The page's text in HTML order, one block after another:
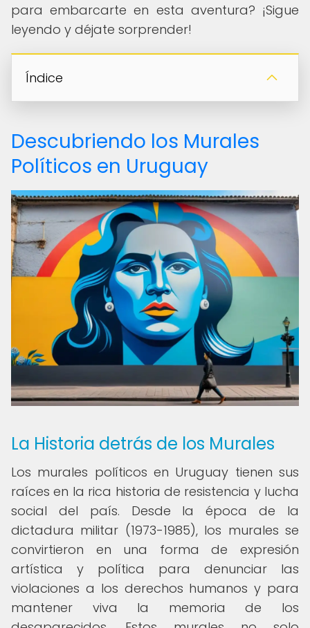
para embarcarte en esta aventura? ¡Sigue
leyendo y déjate sorprender!
Índice
Descubriendo los Murales
Políticos en Uruguay
La Historia detrás de los Murales
Los murales políticos en Uruguay tienen sus
raíces en la rica historia de resistencia y lucha
social del país. Desde la época de la
dictadura militar (1973-1985), los murales se
convirtieron en una forma de expresión
artística y política para denunciar las
violaciones a los derechos humanos y para
mantener viva la memoria de los